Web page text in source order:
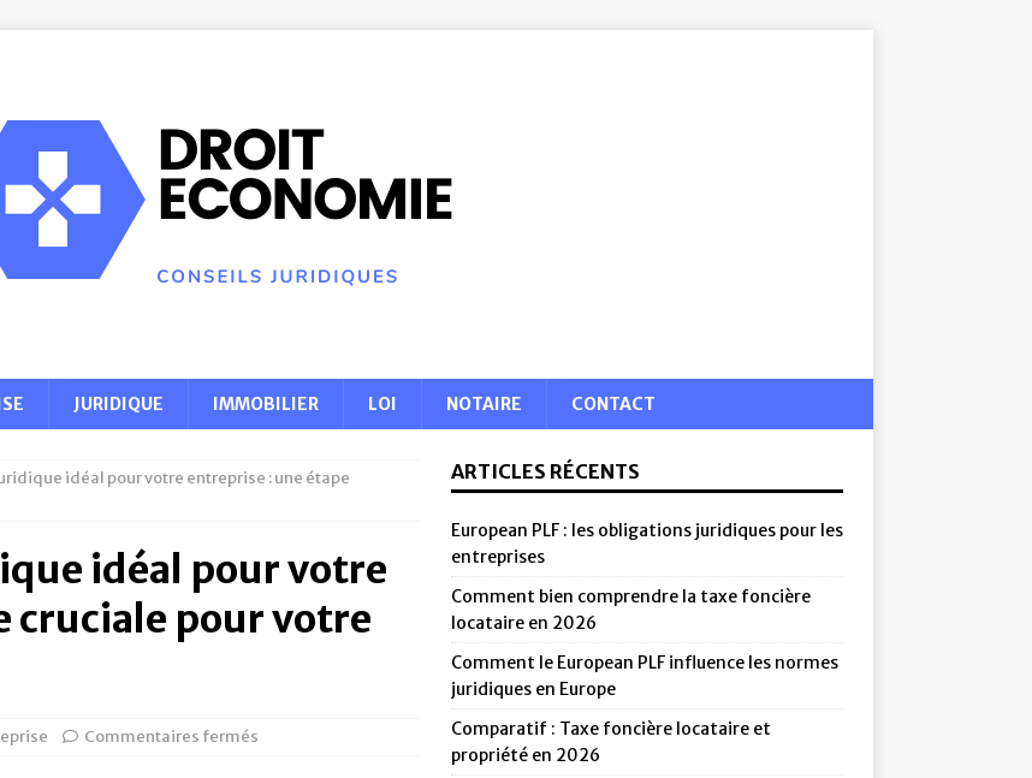
JURIDIQUE IMMOBILIER LOI NOTAIRE CONTACT
idéal pour votre entreprise : une étape
idéal pour votre
cruciale pour votre
Commentaires fermés
ARTICLES RÉCENTS
European PLF : les obligations juridiques pour les
entreprises
Comment bien comprendre la taxe foncière
locataire en 2026
Comment le European PLF influence les normes
juridiques en Europe
Comparatif : Taxe foncière locataire et
propriété en 2026